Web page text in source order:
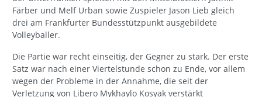
Färber und Melf Urban sowie Zuspieler Jason Lieb gleich
drei am Frankfurter Bundesstützpunkt ausgebildete
Volleyballer.
Die Partie war recht einseitig, der Gegner zu stark. Der erste
Satz war nach einer Viertelstunde schon zu Ende, vor allem
wegen der Probleme in der Annahme, die seit der
Verletzung von Libero Mykhaylo Kosyak verstärkt